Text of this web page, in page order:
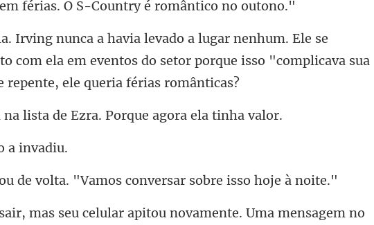
se
com ela em eventos do setor porque isso "co
lista de Ezra. Porque
a
volta. "Vamos conversar
eu celular apitou novamente.